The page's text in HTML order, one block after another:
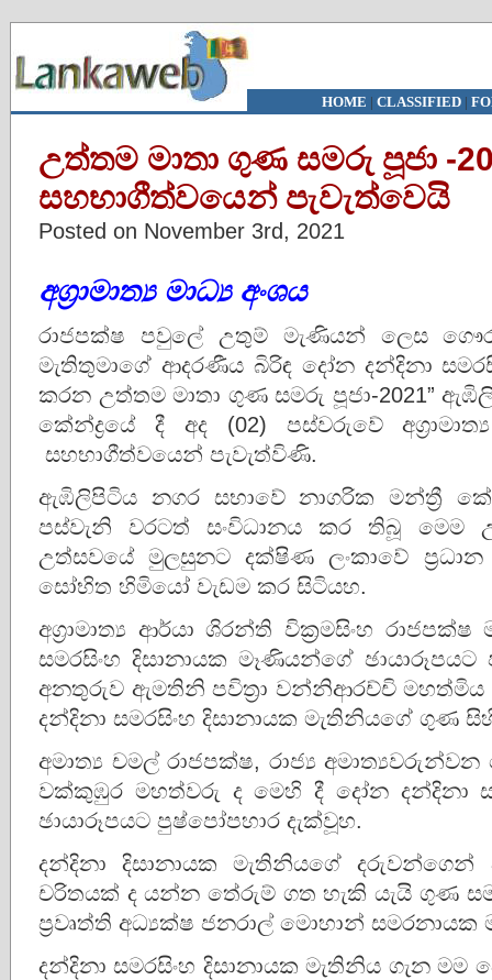
HOME | CLASSIFIED|
උත්තම මාතා ගුණ සමරු පූජා -
සහභාගීත්වයෙන් පැවැත්වෙයි
Posted on November 3rd, 2021
අග්‍රාමාත්‍ය මාධ්‍ය අංශය
රාජපක්ෂ පවුලේ උතුම් මැණියන් ලෙස
මැතිතුමාගේ ආදරණීය බිරිඳ දෝන දන්දිනා
කරන උත්තම මාතා ගුණ සමරු පූජා-2021”
කේන්ද්‍රයේ දී අද (02) පස්වරුවේ
සහභාගීත්වයෙන් පැවැත්විණි.
ඇඹිලිපිටිය නගර සභාවේ නාගරික මන්ත්‍රී
පස්වැනි වරටත් සංවිධානය කර තිබූ මෙම
උත්සවයේ මුලසුනට දක්ෂිණ ලංකාවේ
සෝභිත හිමියෝ වැඩම කර සිටියහ.
අග්‍රාමාත්‍ය ආර්යා ශිරන්ති වික්‍රමසිංහ
සමරසිංහ දිසානායක මෑණියන්ගේ ඡායාරූපයට
අනතුරුව ඇමතිනි පවිත්‍රා වන්නිආරච්චි මහත්මිය
දන්දිනා සමරසිංහ දිසානායක මැතිනියගේ ගුණ
අමාත්‍ය චමල් රාජපක්ෂ, රාජ්‍ය
වක්කුඹුර මහත්වරු ද මෙහි දී දෝන දන්දිනා
ඡායාරූපයට පුෂ්පෝපහාර දැක්වූහ.
දන්දිනා දිසානායක මැතිනියගේ
චරිතයක් ද යන්න තේරුම් ගත හැකි යැයි ගුණ
ප්‍රවෘත්ති අධ්‍යක්ෂ ජනරාල් මොහාන්
දන්දිනා සමරසිංහ දිසානායක මැතිනිය ගැන